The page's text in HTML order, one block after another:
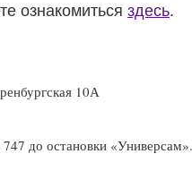
ознакомиться здесь.
10А
до остановки «Универсам».